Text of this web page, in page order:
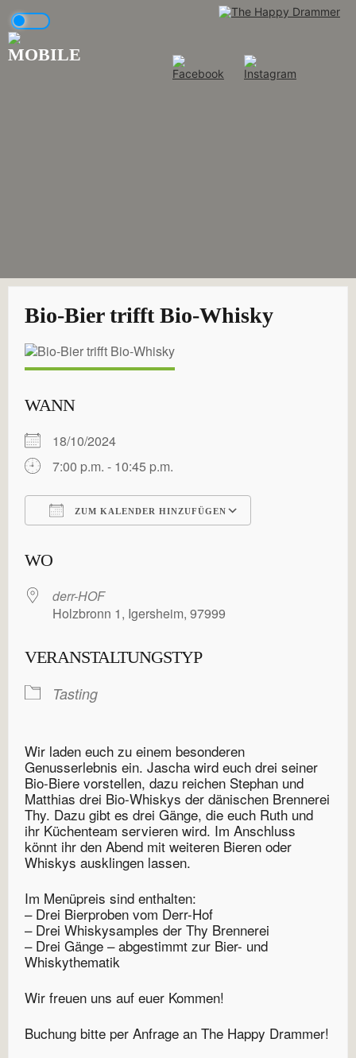
content
Bio-Bier trifft Bio-Whisky
WANN
18/10/2024
7:00 p.m. - 10:45 p.m.
ZUM KALENDER HINZUFÜGEN
WO
derr-HOF
Holzbronn 1, Igersheim, 97999
VERANSTALTUNGSTYP
Tasting
Wir laden euch zu einem besonderen
Genusserlebnis ein. Jascha wird euch drei seiner
Bio-Biere vorstellen, dazu reichen Stephan und
Matthias drei Bio-Whiskys der dänischen Brennerei
Thy. Dazu gibt es drei Gänge, die euch Ruth und
ihr Küchenteam servieren wird. Im Anschluss
könnt ihr den Abend mit weiteren Bieren oder
Whiskys ausklingen lassen.
Im Menüpreis sind enthalten:
– Drei Bierproben vom Derr-Hof
– Drei Whiskysamples der Thy Brennerei
– Drei Gänge – abgestimmt zur Bier- und
Whiskythematik
Wir freuen uns auf euer Kommen!
Buchung bitte per Anfrage an The Happy Drammer!